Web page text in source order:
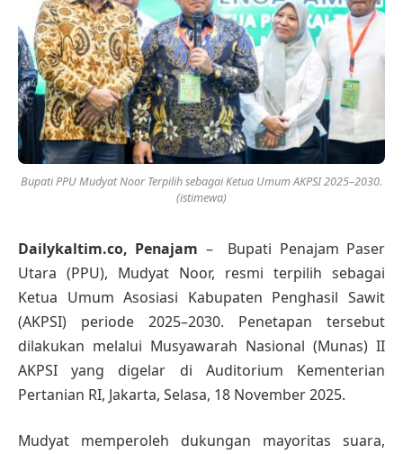
Bupati PPU Mudyat Noor Terpilih sebagai Ketua Umum AKPSI 2025–2030.
(istimewa)
Dailykaltim.co, Penajam – Bupati Penajam Paser
Utara (PPU), Mudyat Noor, resmi terpilih sebagai
Ketua Umum Asosiasi Kabupaten Penghasil Sawit
(AKPSI) periode 2025–2030. Penetapan tersebut
dilakukan melalui Musyawarah Nasional (Munas) II
AKPSI yang digelar di Auditorium Kementerian
Pertanian RI, Jakarta, Selasa, 18 November 2025.
Mudyat memperoleh dukungan mayoritas suara,